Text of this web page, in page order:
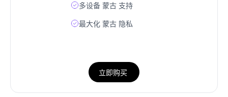
多设备 蒙古 支持
最大化 蒙古 隐私
立即购买